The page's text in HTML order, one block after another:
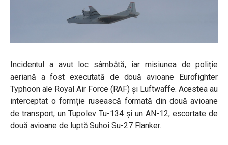
Incidentul a avut loc sâmbătă, iar misiunea de poliție
aeriană a fost executată de două avioane Eurofighter
Typhoon ale Royal Air Force (RAF) și Luftwaffe. Acestea au
interceptat o formție rusească formată din două avioane
de transport, un Tupolev Tu-134 și un AN-12, escortate de
două avioane de luptă Suhoi Su-27 Flanker.